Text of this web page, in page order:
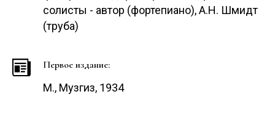
солисты - автор (фортепиано), А.Н. Шмидт
(труба)
Первое издание:
М., Музгиз, 1934